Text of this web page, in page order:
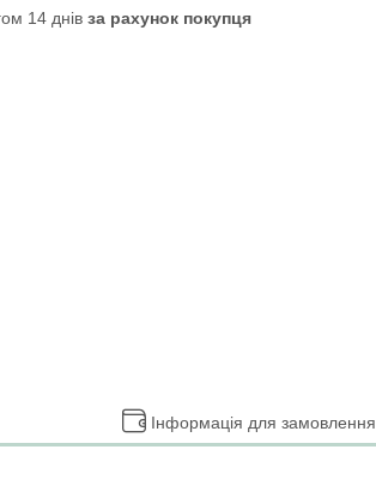
14 днів за рахунок покупця
Інформація для замовлення